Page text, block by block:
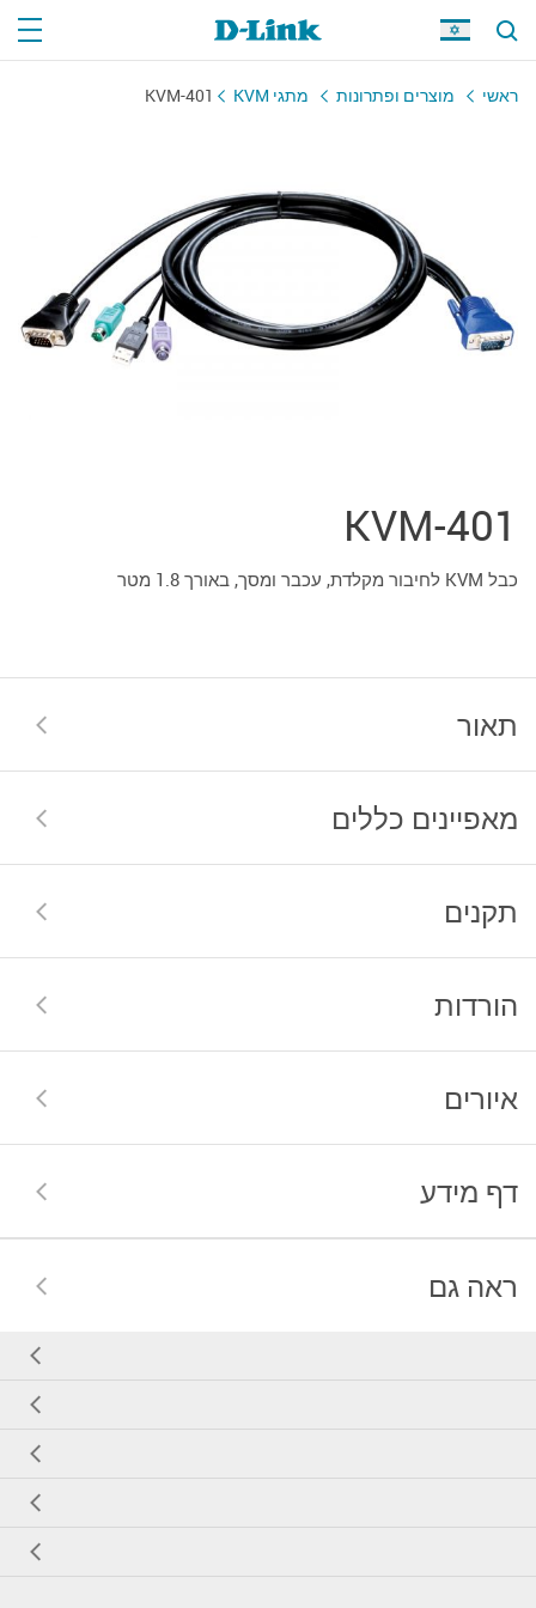
ראשי מוצרים ופתרונות מתגי KVM KVM-401
KVM-401
כבל KVM לחיבור מקלדת, עכבר ומסך, באורך 1.8 מטר
תאור
מאפיינים כללים
תקנים
הורדות
איורים
דף מידע
ראה גם